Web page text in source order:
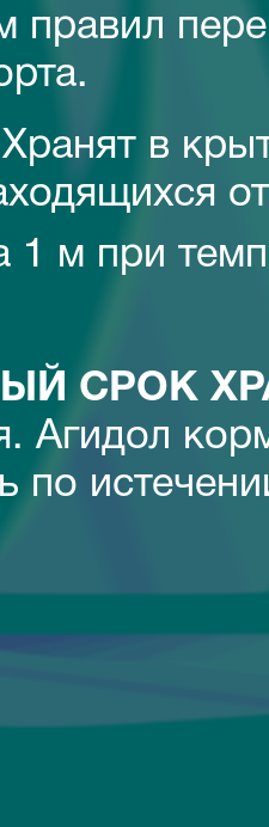
правил
Хранят в
1 м при
СРОК
Агидол
по